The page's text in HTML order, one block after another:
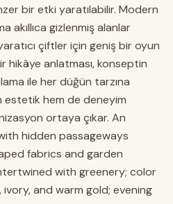
bir etki yaratılabilir. Modern
akıllıca gizlenmiş alanlar
çiftler için geniş bir oyun
hikâye anlatması, konseptin
ile her düğün tarzına
estetik hem de deneyim
ortaya çıkar. An
hidden passageways
fabrics and garden
with greenery; color
and warm gold; evening